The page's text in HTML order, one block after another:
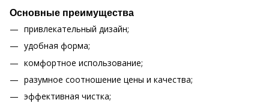
Основные преимущества
привлекательный дизайн;
удобная форма;
комфортное использование;
разумное соотношение цены и качества;
эффективная чистка;